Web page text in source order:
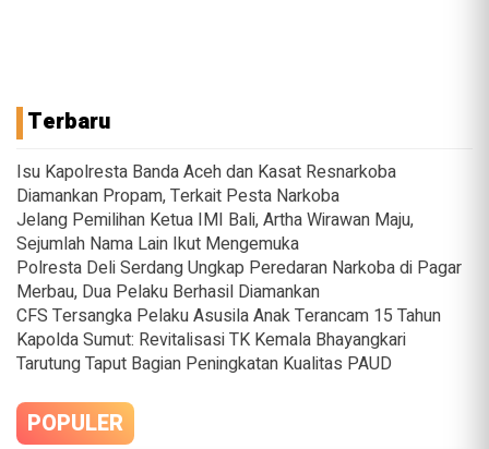
Terbaru
Isu Kapolresta Banda Aceh dan Kasat Resnarkoba
Diamankan Propam, Terkait Pesta Narkoba
Jelang Pemilihan Ketua IMI Bali, Artha Wirawan Maju,
Sejumlah Nama Lain Ikut Mengemuka
Polresta Deli Serdang Ungkap Peredaran Narkoba di Pagar
Merbau, Dua Pelaku Berhasil Diamankan
CFS Tersangka Pelaku Asusila Anak Terancam 15 Tahun
Kapolda Sumut: Revitalisasi TK Kemala Bhayangkari
Tarutung Taput Bagian Peningkatan Kualitas PAUD
POPULER